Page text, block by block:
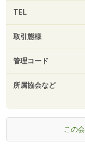
TEL
取引態様
管理コード
所属協会など
この